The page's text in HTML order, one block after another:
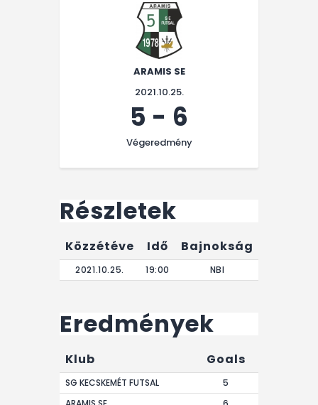
ARAMIS SE
2021.10.25.
5 - 6
Végeredmény
Részletek
Közzétéve Idő Bajnokság
2021.10.25. 19:00 NBI
Eredmények
Klub Goals
SG KECSKEMÉT FUTSAL
5